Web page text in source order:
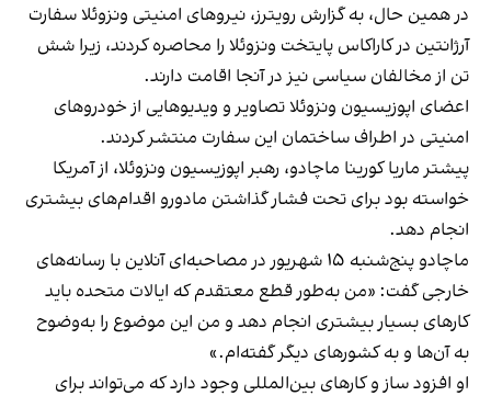
در همین حال، به گزارش رویترز، نیروهای امنیتی ونزوئلا سفارت
آرژانتین در کاراکاس پایتخت ونزوئلا را محاصره کردند، زیرا شش
تن از مخالفان سیاسی نیز در آنجا اقامت دارند.
اعضای اپوزیسیون ونزوئلا تصاویر و ویدیوهایی از خودروهای
امنیتی در اطراف ساختمان این سفارت منتشر کردند.
پیشتر ماریا کورینا ماچادو، رهبر اپوزیسیون ونزوئلا، از آمریکا
خواسته بود برای تحت فشار گذاشتن مادورو اقدام‌های بیشتری
انجام دهد.
ماچادو پنج‌شنبه ۱۵ شهریور در مصاحبه‌ای آنلاین با رسانه‌های
خارجی گفت: «من به‌طور قطع معتقدم که ایالات متحده باید
کارهای بسیار بیشتری انجام دهد و من این موضوع را به‌وضوح
به آن‌ها و به کشورهای دیگر گفته‌ام.»
او افزود ساز و کارهای بین‌المللی وجود دارد که می‌تواند برای